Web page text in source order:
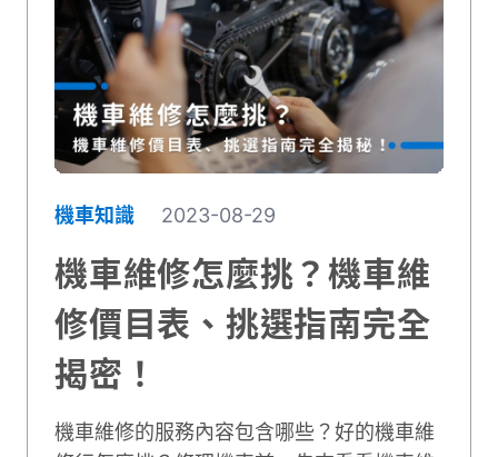
機車知識 2023-08-29
機車維修怎麼挑？機車維
修價目表、挑選指南完全
揭密！
機車維修的服務內容包含哪些？好的機車維